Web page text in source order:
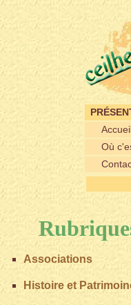
Où
Associations
Histoire et